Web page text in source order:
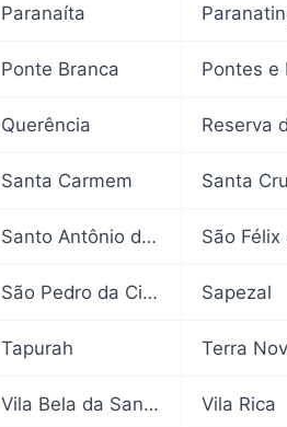
Paranaíta
Ponte Branca Pontes e
Querência
Santa Carmem
Santo Antônio do Leverger
São Pedro da Cipa Sapezal
Tapurah
Vila Bela da Santíssima Trindade Vila Rica